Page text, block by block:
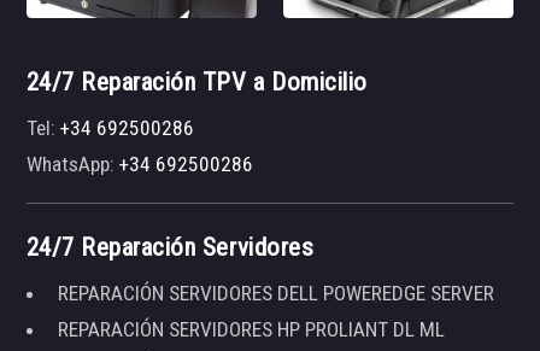
24/7 Reparación TPV a Domicilio
Tel:+34 692500286
WhatsApp:+34 692500286
24/7 Reparación Servidores
REPARACIÓN SERVIDORES DELL POWEREDGE SERVER
REPARACIÓN SERVIDORES HP PROLIANT DL ML